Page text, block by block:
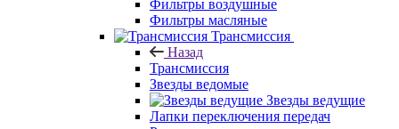
Фильтры воздушные
Фильтры масляные
Трансмиссия
Назад
Трансмиссия
Звезды ведомые
Звезды ведущие
Лапки переключения передач